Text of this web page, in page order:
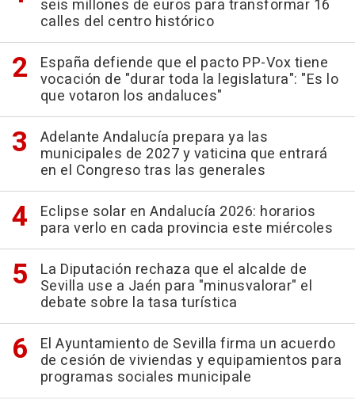
seis millones de euros para transformar 16
calles del centro histórico
España defiende que el pacto PP-Vox tiene
vocación de "durar toda la legislatura": "Es lo
que votaron los andaluces"
Adelante Andalucía prepara ya las
municipales de 2027 y vaticina que entrará
en el Congreso tras las generales
Eclipse solar en Andalucía 2026: horarios
para verlo en cada provincia este miércoles
La Diputación rechaza que el alcalde de
Sevilla use a Jaén para "minusvalorar" el
debate sobre la tasa turística
El Ayuntamiento de Sevilla firma un acuerdo
de cesión de viviendas y equipamientos para
programas sociales municipale